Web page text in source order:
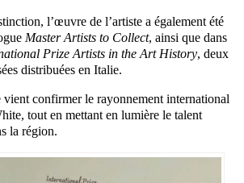
l’œuvre de l’artiste a également été
Master Artists to Collect, ainsi que dans
Prize Artists in the Art History, deux
distribuées en Italie.
vient confirmer le rayonnement international
tout en mettant en lumière le talent
la région.